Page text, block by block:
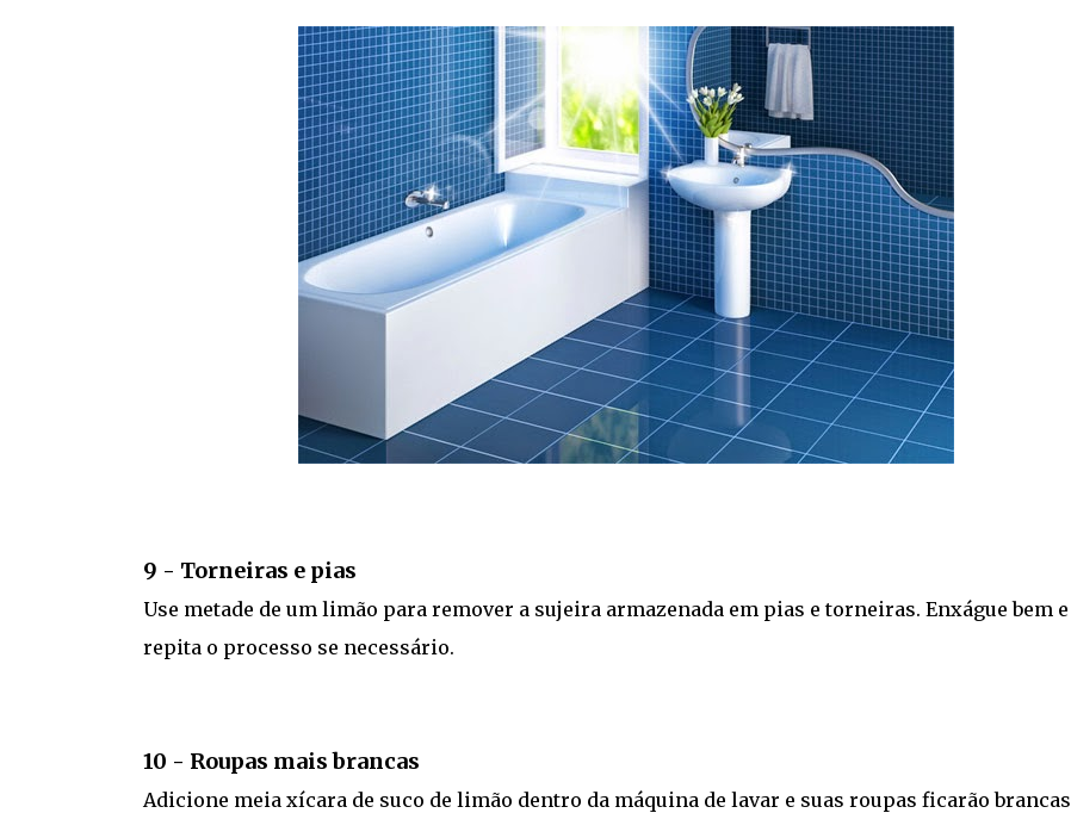
9 - Torneiras e pias
Use metade de um limão para remover a sujeira armazenada em pias e torneiras. Enxágue bem e
repita o processo se necessário.
10 - Roupas mais brancas
Adicione meia xícara de suco de limão dentro da máquina de lavar e suas roupas ficarão brancas